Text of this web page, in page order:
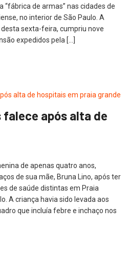
de armas” nas cidades de
no interior de São Paulo. A
sexta-feira, cumpriu nove
expedidos pela […]
falece após alta de
de apenas quatro anos,
de sua mãe, Bruna Lino, após ter
de saúde distintas em Praia
A criança havia sido levada aos
que incluía febre e inchaço nos